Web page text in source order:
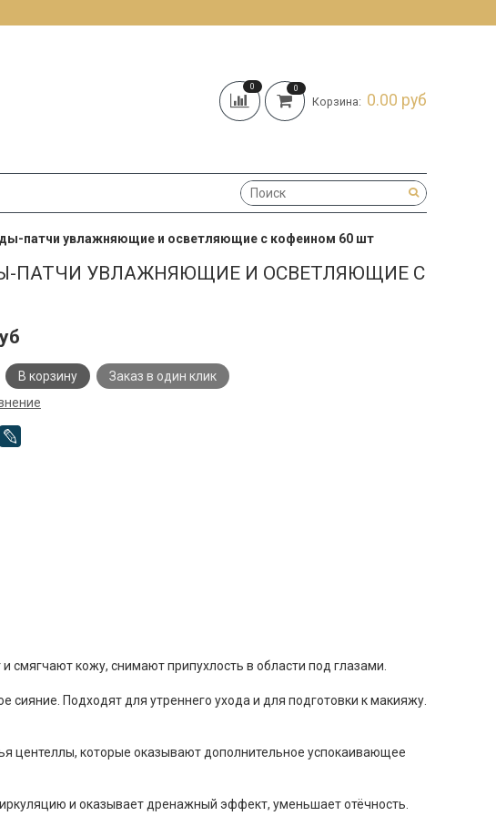
0 0
Корзина: 0.00 руб
патчи увлажняющие и осветляющие с кофеином 60 шт
ПАТЧИ УВЛАЖНЯЮЩИЕ И ОСВЕТЛЯЮЩИЕ С
В корзину
Заказ в один клик
смягчают кожу, снимают припухлость в области под глазами.
Подходят для утреннего ухода и для подготовки к макияжу.
центеллы, которые оказывают дополнительное успокаивающее
и оказывает дренажный эффект, уменьшает отёчность.